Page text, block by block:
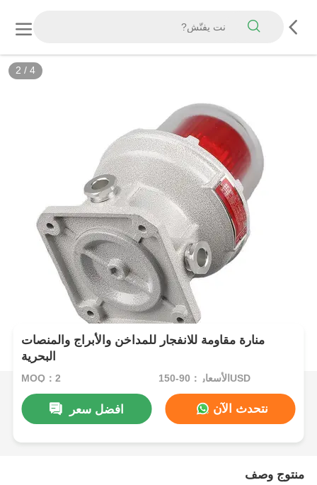
2 / 4
منارة مقاومة للانفجار للمداخن والأبراج والمنصات
البحرية
MOQ：2 الأسعار：90-150USD
افضل سعر نتحدث الآن
منتوج وصف